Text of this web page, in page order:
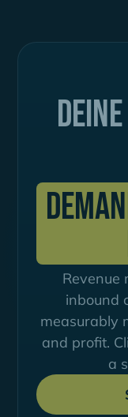
Revenue
inbound
measurably
and profit.
a